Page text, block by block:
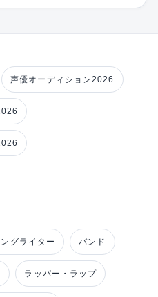
声優オーディション2026
グライター バンド
ラッパー・ラップ